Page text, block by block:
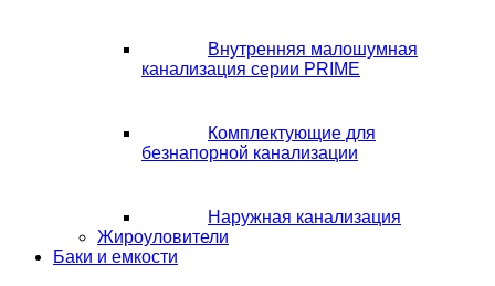
Внутренняя малошумная
канализация серии PRIME
Комплектующие для
безнапорной канализации
Наружная канализация
Жироуловители
Баки и емкости